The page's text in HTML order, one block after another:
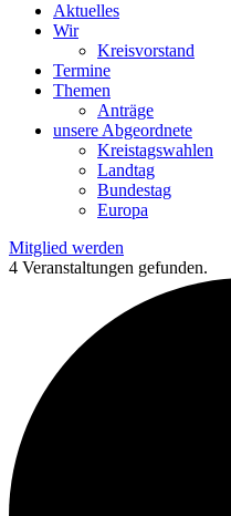
Aktuelles
Wir
Kreisvorstand
Termine
Themen
Anträge
unsere Abgeordnete
Kreistagswahlen
Landtag
Bundestag
Europa
Mitglied werden
4 Veranstaltungen gefunden.